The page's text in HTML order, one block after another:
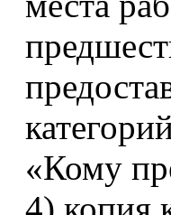
«Кому